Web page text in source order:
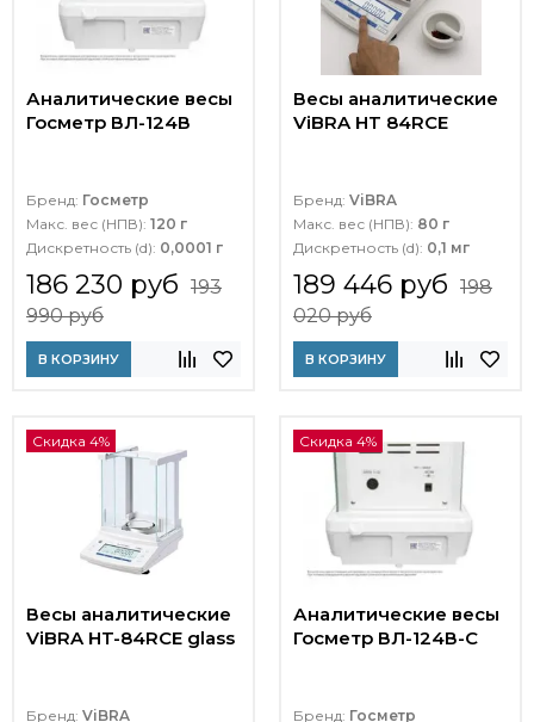
Аналитические весы
Госметр ВЛ-124В
Бренд: Госметр
Макс. вес (НПВ): 120 г
Дискретность (d): 0,0001 г
186 230 руб 193
990 руб
В КОРЗИНУ
Весы аналитические
ViBRA HT 84RCE
Бренд: ViBRA
Макс. вес (НПВ): 80 г
Дискретность (d): 0,1 мг
189 446 руб 198
020 руб
В КОРЗИНУ
Скидка 4%
Весы аналитические
ViBRA HT-84RCE glass
Бренд: ViBRA
Скидка 4%
Аналитические весы
Госметр ВЛ-124В-С
Бренд: Госметр